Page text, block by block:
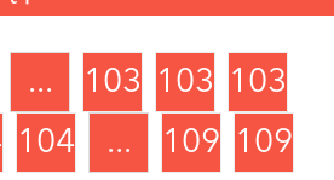
... 103710381039
1043 ... 10901091